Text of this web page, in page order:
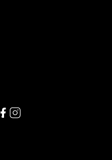
Link missing Display text from
Link missing Display text